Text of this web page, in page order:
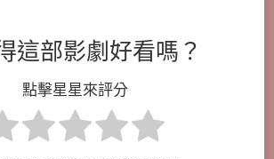
這部影劇好看嗎？
點擊星星來評分